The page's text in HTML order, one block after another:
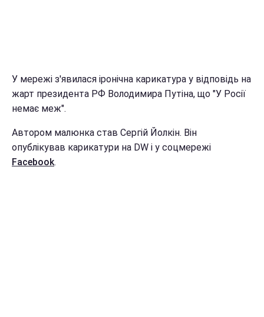
У мережі з'явилася іронічна карикатура у відповідь на
жарт президента РФ Володимира Путіна, що "У Росії
немає меж".
Автором малюнка став Сергій Йолкін. Він
опублікував карикатури на DW і у соцмережі
Facebook.